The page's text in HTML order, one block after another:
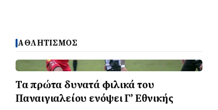
ΑΘΛΗΤΙΣΜΟΣ
Τα πρώτα δυνατά φιλικά του
Παναιγιαλείου ενόψει Γ’ Εθνικής